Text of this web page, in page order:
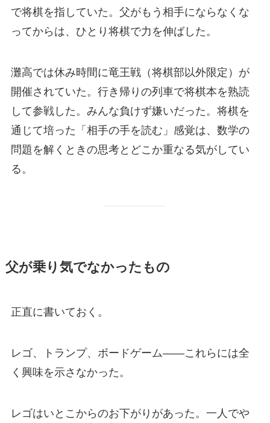
で将棋を指していた。父がもう相手にならなくな
ってからは、ひとり将棋で力を伸ばした。
灘高では休み時間に竜王戦（将棋部以外限定）が
開催されていた。行き帰りの列車で将棋本を熟読
して参戦した。みんな負けず嫌いだった。将棋を
通じて培った「相手の手を読む」感覚は、数学の
問題を解くときの思考とどこか重なる気がしてい
る。
父が乗り気でなかったもの
正直に書いておく。
レゴ、トランプ、ボードゲーム——これらには全
く興味を示さなかった。
レゴはいとこからのお下がりがあった。一人でや